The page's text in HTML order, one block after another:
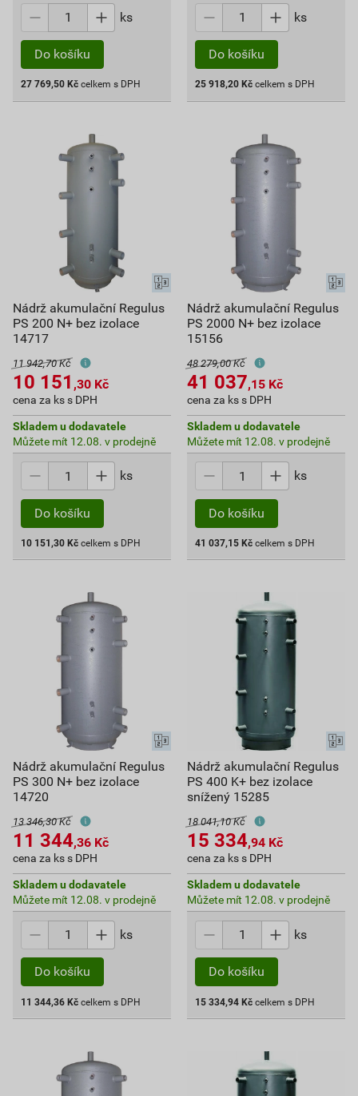
ks
Do košíku
27 769,50 Kč celkem s DPH
ks
Do košíku
25 918,20 Kč celkem s DPH
Nádrž akumulační Regulus
PS 200 N+ bez izolace
14717
11 942,70 Kč
10 151 ,30 Kč
cena za ks s DPH
Skladem u dodavatele
Můžete mít 12.08. v prodejně
ks
Do košíku
10 151,30 Kč celkem s DPH
Nádrž akumulační Regulus
PS 2000 N+ bez izolace
15156
48 279,00 Kč
41 037,15 Kč
cena za ks s DPH
Skladem u dodavatele
Můžete mít 12.08. v prodejně
ks
Do košíku
41 037,15 Kč celkem s DPH
Nádrž akumulační Regulus
PS 300 N+ bez izolace
14720
13 346,30 Kč
11 344,36 Kč
cena za ks s DPH
Skladem u dodavatele
Můžete mít 12.08. v prodejně
ks
Do košíku
11 344,36 Kč celkem s DPH
Nádrž akumulační Regulus
PS 400 K+ bez izolace
snížený 15285
18 041,10 Kč
15 334,94 Kč
cena za ks s DPH
Skladem u dodavatele
Můžete mít 12.08. v prodejně
ks
Do košíku
15 334,94 Kč celkem s DPH